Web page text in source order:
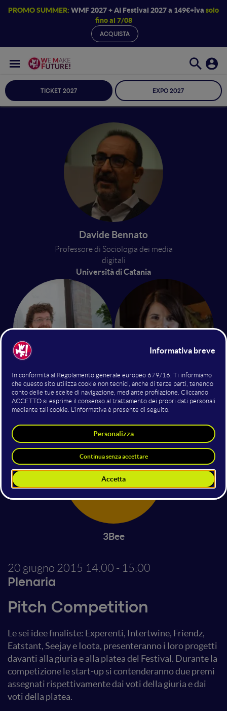
PROMO SUMMER: WMF 2027 + AI Festival 2027 a 149€+iva solo
fino al 7/08
ACQUISTA
TICKET 2027 EXPO 2027
Davide Bennato
Professore di Sociologia dei media
digitali
Università di Catania
Paolo Zanzottera Giusy Stanziola
Giuria
3Bee
20 giugno 2015 14:00 - 15:00
Plenaria
Pitch Competition
Le sei idee finaliste: Experenti, Intertwine, Friendz,
Eatstant, Seejay e Ioota, presenteranno i loro progetti
davanti alla giuria e alla platea del Festival. Durante la
competizione le start-up si contenderanno due premi
assegnati rispettivamente dai voti della giuria e dai
voti della platea.